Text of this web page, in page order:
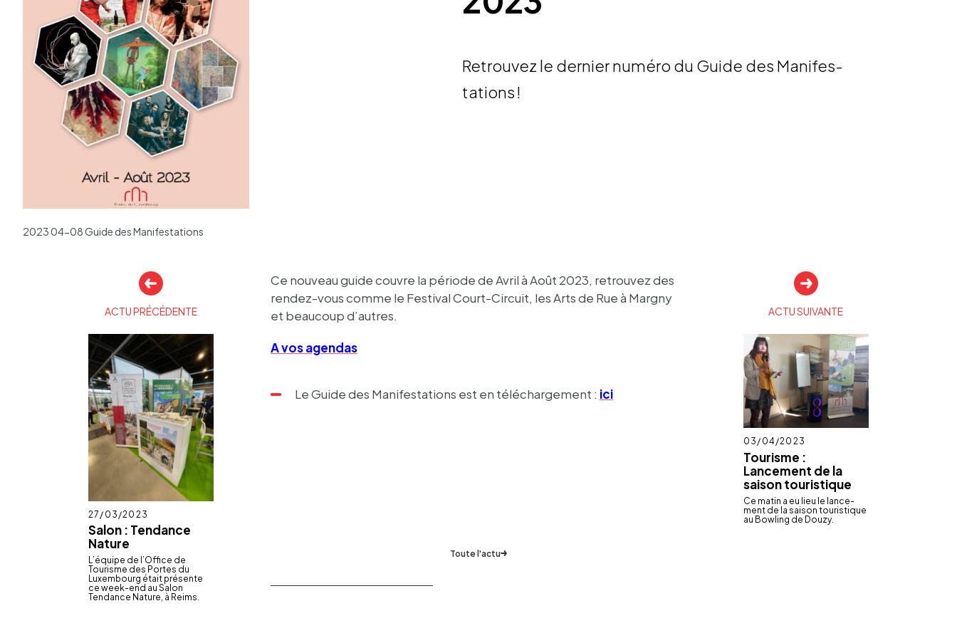
Retrou­vez le dernier numéro du Guide des Mani­fes­
ta­tions !
2023 04-08 Guide des Manifestations
Ce nouveau guide couvre la période de Avril à Août 2023, retrou­vez des
rendez-vous comme le Festi­val Court-Circuit, les Arts de Rue à Margny
et beau­coup d’autres.
A vos agen­das
Le Guide des Mani­fes­ta­tions est en télé­char­ge­ment : ici
Toute l'actu
Autres
actualités
ACTU PRÉCÉDENTE
Salon : Tendance
Nature
Publié
le
27/03/2023
L’équipe de l’Of­fice de
Tourisme des Portes du
Luxem­bourg était présente
ce week-end au Salon
Tendance Nature, à Reims.
ACTU SUIVANTE
Tourisme :
Lancement de la
saison touristique
Publié
le
03/04/2023
Ce matin a eu lieu le lance­
ment de la saison touris­tique
au Bowling de Douzy.